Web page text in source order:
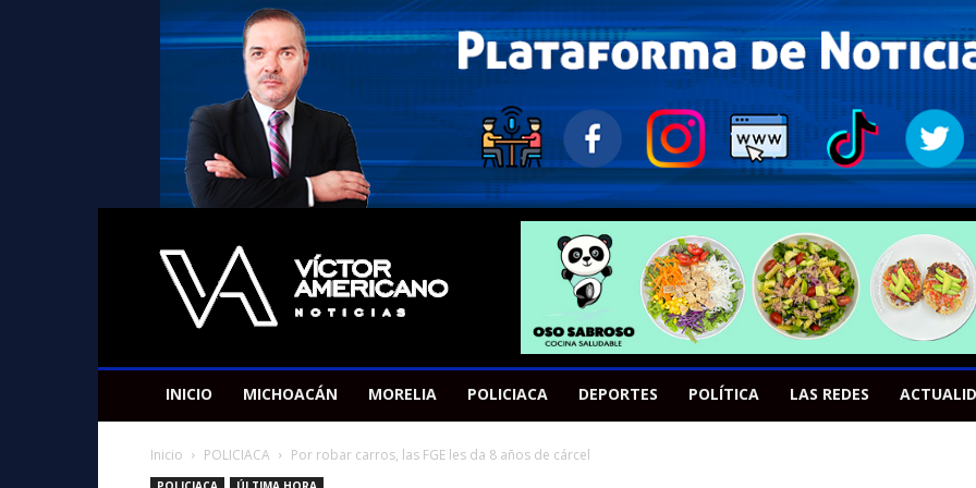
Americano
Victor
INICIO MICHOACÁN MORELIA POLICIACA DEPORTES POLÍTICA LAS REDES
Inicio POLICIACA Por robar carros, las FGE les da 8 años de cárcel